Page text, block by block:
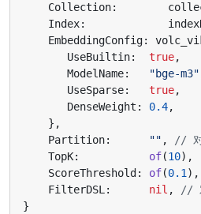
Collection:
Index:
EmbeddingConfig:
UseBuiltin: true,
ModelName: "bge-m3"
UseSparse: true,
DenseWeight : 0.4,
},
Partition: "" ,
// 对
TopK: of(10),
ScoreThreshold : of(0.1),
FilterDSL: nil ,
//
}